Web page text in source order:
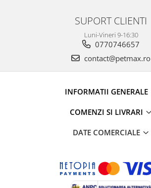
SUPORT CLIENTI
Luni-Vineri 9-16:30
0770746657
contact@petmax.ro
INFORMATII GENERALE
COMENZI SI LIVRARI
DATE COMERCIALE